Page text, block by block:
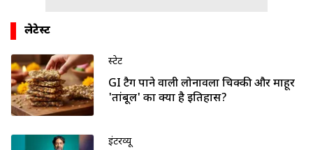
लेटेस्ट
स्टेट
GI टैग पाने वाली लोनावला चिक्की और माहूर
'तांबूल' का क्या है इतिहास?
इंटरव्यू